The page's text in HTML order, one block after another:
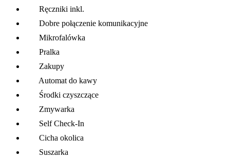
Ręczniki inkl.
Dobre połączenie komunikacyjne
Mikrofalówka
Pralka
Zakupy
Automat do kawy
Środki czyszczące
Zmywarka
Self Check-In
Cicha okolica
Suszarka